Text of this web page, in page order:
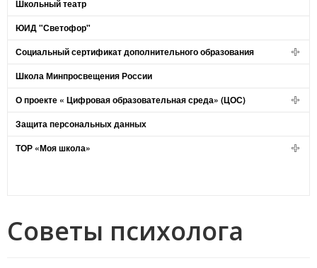
Школьный театр
ЮИД "Светофор"
Социальный сертификат дополнительного образования
Школа Минпросвещения России
О проекте « Цифровая образовательная среда» (ЦОС)
Защита персональных данных
ТОР «Моя школа»
Советы психолога